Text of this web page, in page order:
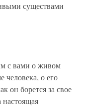
существами
с вами о живом
человека, о его
он борется за свое